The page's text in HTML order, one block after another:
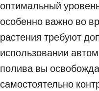
оптимальный
особенно важно во
растения требуют
использовании
полива вы
самостоятельно